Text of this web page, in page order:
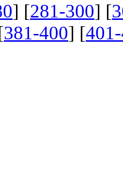
] [281-300] [
381-400] [